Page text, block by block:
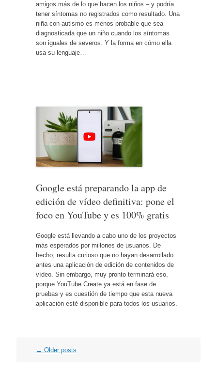
amigos más de lo que hacen los niños – y podría
tener síntomas no registrados como resultado. Una
niña con autismo es menos probable que sea
diagnosticada que un niño cuando los síntomas
son iguales de severos. Y la forma en cómo ella
usa su lenguaje…
Google está preparando la app de
edición de vídeo definitiva: pone el
foco en YouTube y es 100% gratis
Google está llevando a cabo uno de los proyectos
más esperados por millones de usuarios. De
hecho, resulta curioso que no hayan desarrollado
antes una aplicación de edición de contenidos de
vídeo. Sin embargo, muy pronto terminará eso,
porque YouTube Create ya está en fase de
pruebas y es cuestión de tiempo que esta nueva
aplicación esté disponible para todos los usuarios.
Post
← Older posts